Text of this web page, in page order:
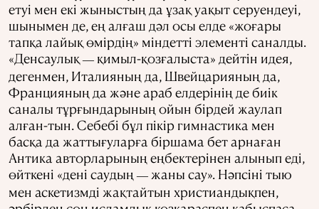
етуі мен екі жыныстың да ұзақ уақыт серуендеуі,
шынымен де, ең алғаш дәл осы елде «жоғары
тапқа лайық өмірдің» міндетті элементі саналды.
«Денсаулық — қимыл-қозғалыста» дейтін идея,
дегенмен, Италияның да, Швейцарияның да,
Францияның да және араб елдерінің де биік
саналы тұрғындарының ойын бірдей жаулап
алған-тын. Себебі бұл пікір гимнастика мен
басқа да жаттығуларға біршама бет арнаған
Антика авторларының еңбектерінен алынып еді,
өйткені «дені саудың — жаны сау». Нәпсіні тыю
мен аскетизмді жақтайтын христиандықпен,